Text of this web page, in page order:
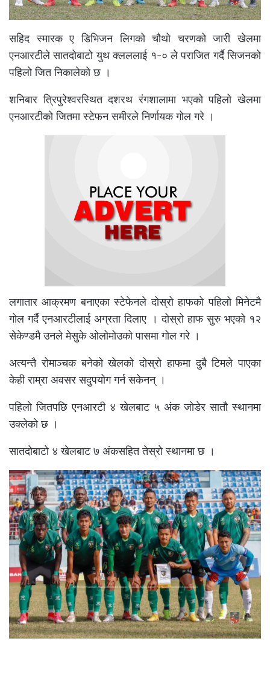
सहिद स्मारक ए डिभिजन लिगको चौथो चरणको जारी खेलमा
एनआरटीले सातदोबाटो युथ क्लललाई १-० ले पराजित गर्दै सिजनको
पहिलो जित निकालेको छ ।
शनिबार त्रिपुरेश्वरस्थित दशरथ रंगशालामा भएको पहिलो खेलमा
एनआरटीको जितमा स्टेफन समीरले निर्णायक गोल गरे ।
लगातार आक्रमण बनाएका स्टेफेनले दोस्रो हाफको पहिलो मिनेटमै
गोल गर्दै एनआरटीलाई अग्रता दिलाए । दोस्रो हाफ सुरु भएको १२
सेकेण्डमै उनले मेसुके ओलोमोउको पासमा गोल गरे ।
अत्यन्तै रोमाञ्चक बनेको खेलको दोस्रो हाफमा दुबै टिमले पाएका
केही राम्रा अवसर सदुपयोग गर्न सकेनन् ।
पहिलो जितपछि एनआरटी ४ खेलबाट ५ अंक जोडेर सातौ स्थानमा
उक्लेको छ ।
सातदोबाटो ४ खेलबाट ७ अंकसहित तेस्रो स्थानमा छ ।